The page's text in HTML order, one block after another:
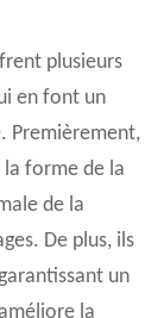
plusieurs
en font un
Premièrement,
forme de la
de la
De plus, ils
un
la